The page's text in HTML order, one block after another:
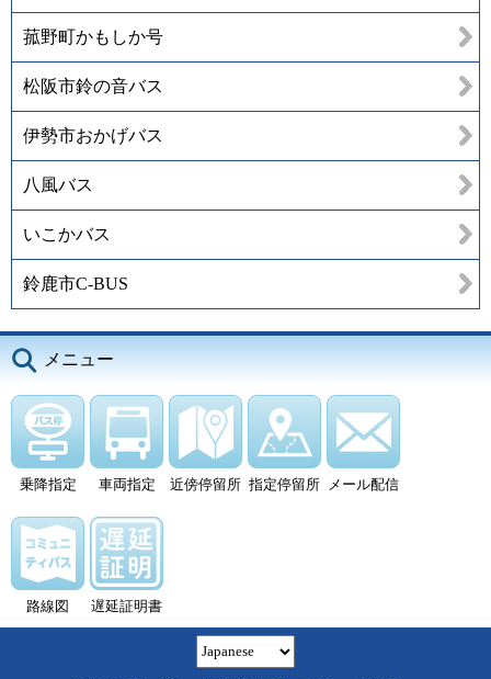
菰野町かもしか号
松阪市鈴の音バス
伊勢市おかげバス
八風バス
いこかバス
鈴鹿市C-BUS
メニュー
乗降指定 車両指定 近傍停留所 指定停留所 メール配信
路線図 遅延証明書